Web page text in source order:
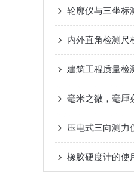
橡胶硬度计的使